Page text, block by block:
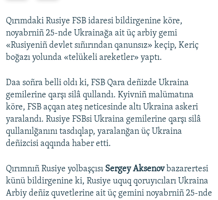
v
i
o
u
s
l
i
d
e
t
s
l
i
e
Qırımdaki Rusiye FSB idaresi bildirgenine köre,
noyabrniñ 25-nde Ukrainağa ait üç arbiy gemi
«Rusiyeniñ devlet sıñırından qanunsız» keçip, Keriç
boğazı yolunda «telükeli areketler» yaptı.
Daa soñra belli oldı ki, FSB Qara deñizde Ukraina
gemilerine qarşı silâ qullandı. Kyivniñ malümatına
köre, FSB açqan ateş neticesinde altı Ukraina askeri
yaralandı. Rusiye FSBsi Ukraina gemilerine qarşı silâ
qullanılğanını tasdıqlap, yaralanğan üç Ukraina
deñizcisi aqqında haber etti.
Qırımnıñ Rusiye yolbaşçısı Sergey Aksenovbazarertesi
künü bildirgenine ki, Rusiye uquq qoruyıcıları Ukraina
Arbiy deñiz quvetlerine ait üç gemini noyabrniñ 25-nde